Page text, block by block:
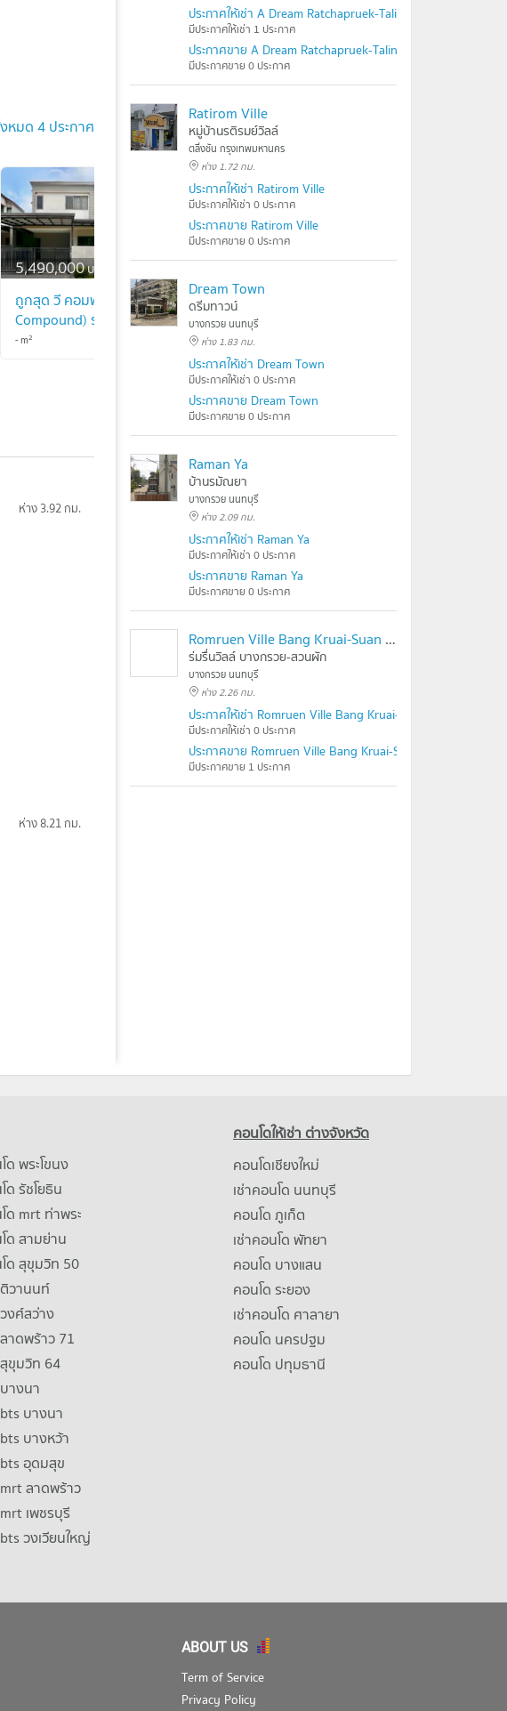
หมด 4 ประกาศ
5,490,000บาท
ถูกสุด วี คอมพาวด์ (V
Compound) ราชพฤกษ์ -
ปิ่นเกล้า (สวนผัก) หลัง
-m2
ห่าง 3.92 กม.
ห่าง 8.21 กม.
ประกาศให้เช่า A Dream Ratchapruek-Taling Chan
มีประกาศให้เช่า 1 ประกาศ
ประกาศขาย A Dream Ratchapruek-Taling Chan
มีประกาศขาย 0 ประกาศ
Ratirom Ville
หมู่บ้านรติรมย์วิลล์
ตลิ่งชัน กรุงเทพมหานคร
ห่าง 1.72 กม.
ประกาศให้เช่า Ratirom Ville
มีประกาศให้เช่า 0 ประกาศ
ประกาศขาย Ratirom Ville
มีประกาศขาย 0 ประกาศ
Dream Town
ดรีมทาวน์
บางกรวย นนทบุรี
ห่าง 1.83 กม.
ประกาศให้เช่า Dream Town
มีประกาศให้เช่า 0 ประกาศ
ประกาศขาย Dream Town
มีประกาศขาย 0 ประกาศ
Raman Ya
บ้านรมัณยา
บางกรวย นนทบุรี
ห่าง 2.09 กม.
ประกาศให้เช่า Raman Ya
มีประกาศให้เช่า 0 ประกาศ
ประกาศขาย Raman Ya
มีประกาศขาย 0 ประกาศ
Romruen Ville Bang Kruai-Suan Phak
ร่มรื่นวิลล์ บางกรวย-สวนผัก
บางกรวย นนทบุรี
ห่าง 2.26 กม.
ประกาศให้เช่า Romruen Ville Bang Kruai-Suan Phak
มีประกาศให้เช่า 0 ประกาศ
ประกาศขาย Romruen Ville Bang Kruai-Suan Phak
มีประกาศขาย 1 ประกาศ
ด พระโขนง
ด รัชโยธิน
ด mrt ท่าพระ
ด สามย่าน
ด สุขุมวิท 50
วานนท์
งศ์สว่าง
าดพร้าว 71
ขุมวิท 64
างนา
บางนา
บางหว้า
อุดมสุข
ลาดพร้าว
เพชรบุรี
วงเวียนใหญ่
คอนโดให้เช่า ต่างจังหวัด
คอนโดเชียงใหม่
เช่าคอนโด นนทบุรี
คอนโด ภูเก็ต
เช่าคอนโด พัทยา
คอนโด บางแสน
คอนโด ระยอง
เช่าคอนโด ศาลายา
คอนโด นครปฐม
คอนโด ปทุมธานี
ABOUT US
Term of Service
Privacy Policy